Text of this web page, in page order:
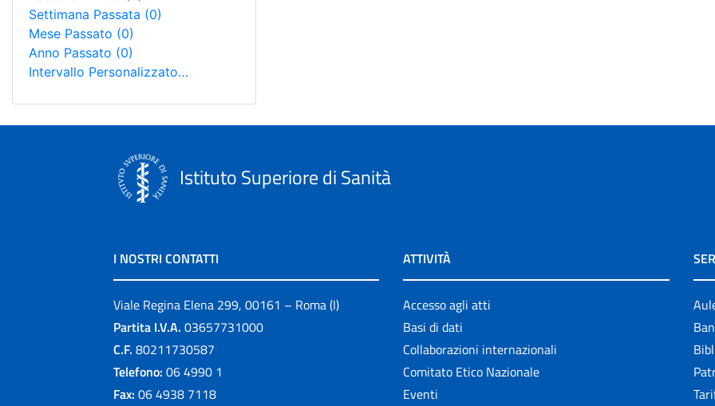
Settimana Passata (0)
Mese Passato (0)
Anno Passato (0)
Intervallo Personalizzato…
Istituto Superiore di Sanità
I NOSTRI CONTATTI
Viale Regina Elena 299, 00161 – Roma (I)
Partita I.V.A. 03657731000
C.F. 80211730587
Telefono: 06 4990 1
Fax: 06 4938 7118
ATTIVITÀ
Accesso agli atti
Basi di dati
Collaborazioni internazionali
Comitato Etico Nazionale
Eventi